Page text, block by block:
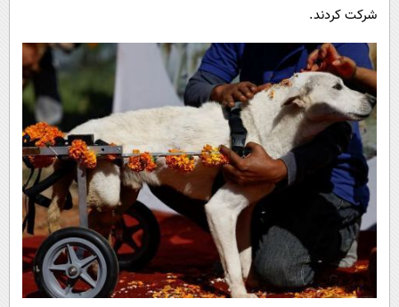
اجتماعی
حیات وحش
سیاست خارجی
شرکت کردند.